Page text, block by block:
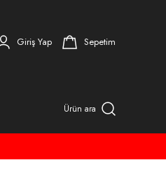
Giriş Yap Sepetim
Ürün ara